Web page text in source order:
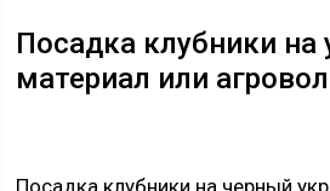
Посадка клубники на
материал или
Посадка клубники на черный